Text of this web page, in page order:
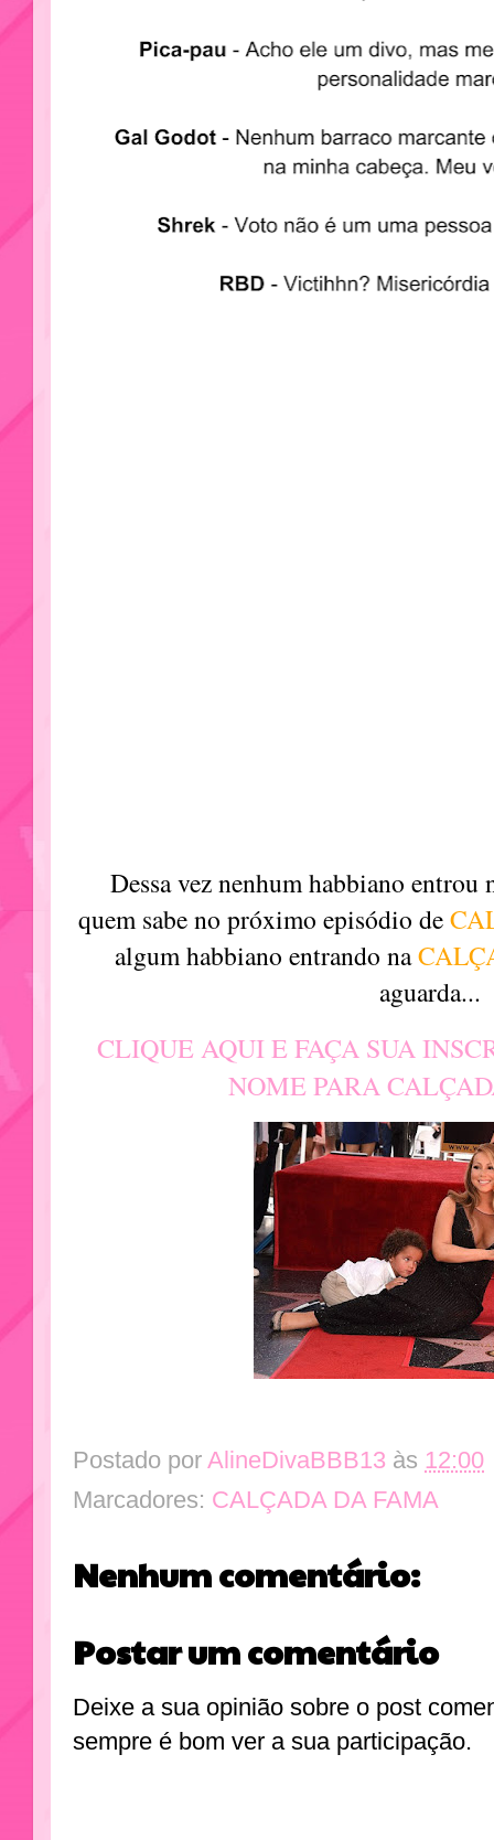
Dessa vez nenhum habbiano entrou
quem sabe no próximo episódio de
algum habbiano entrando na
aguarda...
CLIQUE AQUI E FAÇA SUA
NOME PARA
Postado por AlineDivaBBB13 às 12:00
Marcadores: CALÇADA DA FAMA
Nenhum comentário:
Postar um comentário
Deixe a sua opinião sobre o post
sempre é bom ver a sua participação.